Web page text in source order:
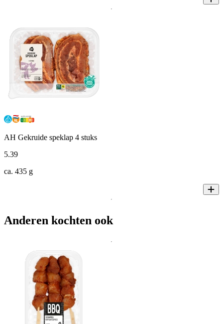
AH Gekruide speklap 4 stuks
5.39
ca. 435 g
Anderen kochten ook